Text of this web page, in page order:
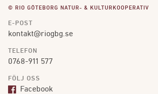
© RIO GÖTEBORG NATUR- & KULTURKOOPERATIV
E-POST
kontakt@riogbg.se
TELEFON
0768-911 577
FÖLJ OSS
Facebook